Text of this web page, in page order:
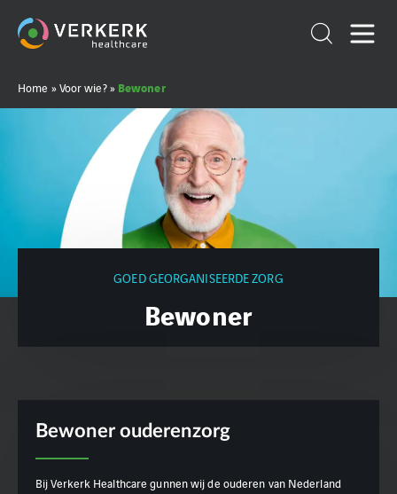
Home »Voor wie?» Bewoner
GOED GEORGANISEERDE ZORG
Bewoner
Bewoner ouderenzorg
Bij Verkerk Healthcare gunnen wij de ouderen van Nederland